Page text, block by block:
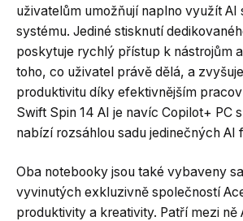
uživatelům umožňují naplno využít AI
systému. Jediné stisknutí
poskytuje rychlý přístup k nástrojům
toho, co uživatel právě dělá, a
produktivitu díky efektivnějším
Swift Spin 14 AI je navíc Copilot+ PC
nabízí rozsáhlou sadu jedinečných AI
Oba notebooky jsou také vybaveny
vyvinutých exkluzivně společností
produktivity a kreativity. Patří mezi ně